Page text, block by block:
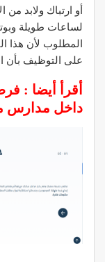
أو ارتباك ولابد
لساعات طويلة
المطلوب لأن هذا
على التوظيف بأن
أقرأ أيضا :
داخل مدارس